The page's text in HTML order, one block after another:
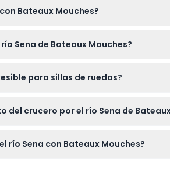
Bateaux Mouches?
Sena de Bateaux Mouches?
para sillas de ruedas?
crucero por el río Sena de
río Sena con Bateaux Mouches?